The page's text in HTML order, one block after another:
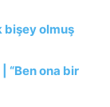
bişey olmuş
“Ben ona bir